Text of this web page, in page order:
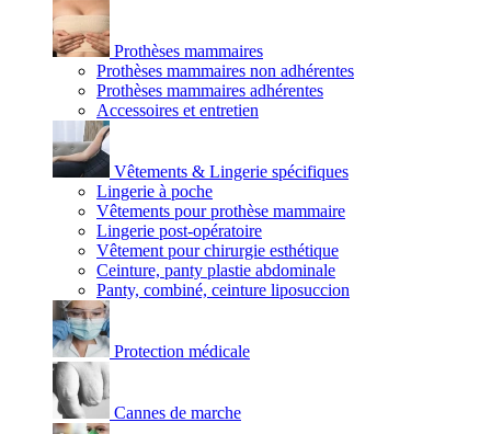
Prothèses mammaires
Prothèses mammaires non adhérentes
Prothèses mammaires adhérentes
Accessoires et entretien
Vêtements & Lingerie spécifiques
Lingerie à poche
Vêtements pour prothèse mammaire
Lingerie post-opératoire
Vêtement pour chirurgie esthétique
Ceinture, panty plastie abdominale
Panty, combiné, ceinture liposuccion
Protection médicale
Cannes de marche